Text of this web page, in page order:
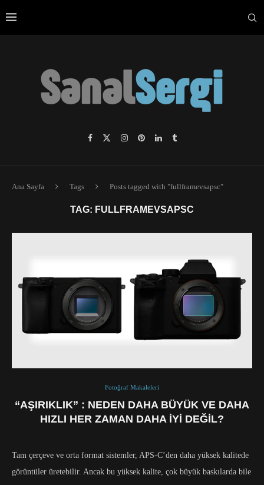
Ana Sayfa Tags Posts tagged with "fullframevsapsc"
TAG: FULLFRAMEVSAPSC
Fotoğraf Makaleleri
“AŞIRIKLIK” : NEDEN DAHA BÜYÜK VE DAHA
HIZLI HER ZAMAN DAHA İYI DEĞIL?
Tam çerçeve ve orta format sistemler, APS-C’den daha yüksek kalitede
görüntüler üretebilir. Ancak bu yüksek kalite, çok büyük baskılarda bile